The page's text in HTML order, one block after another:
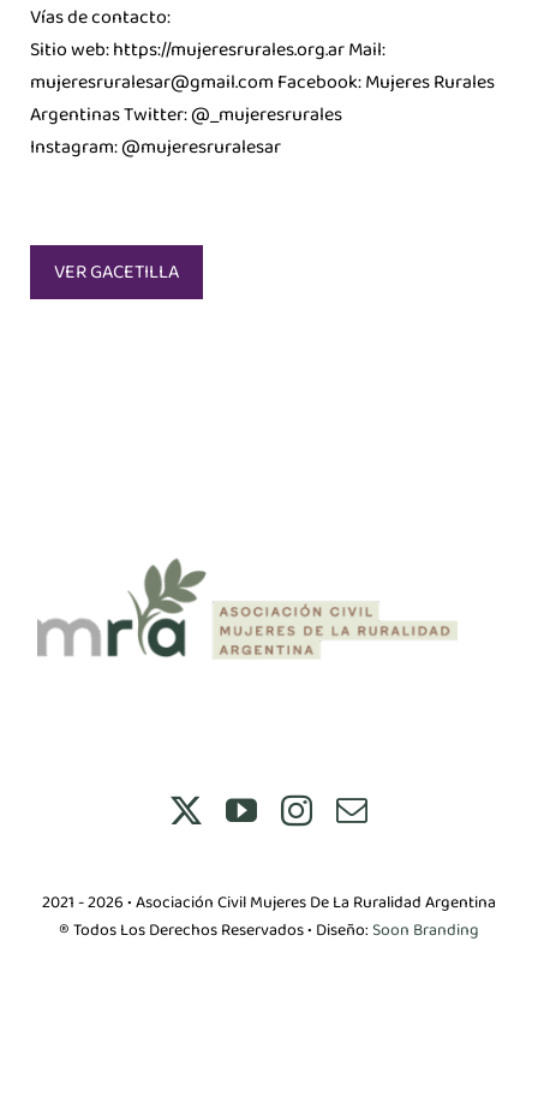
Vías de contacto:
Sitio web: https://mujeresrurales.org.ar Mail:
mujeresruralesar@gmail.com Facebook: Mujeres Rurales
Argentinas Twitter: @_mujeresrurales
Instagram: @mujeresruralesar
VER GACETILLA
2021 - 2026 • Asociación Civil Mujeres De La Ruralidad Argentina
® Todos Los Derechos Reservados • Diseño:Soon Branding